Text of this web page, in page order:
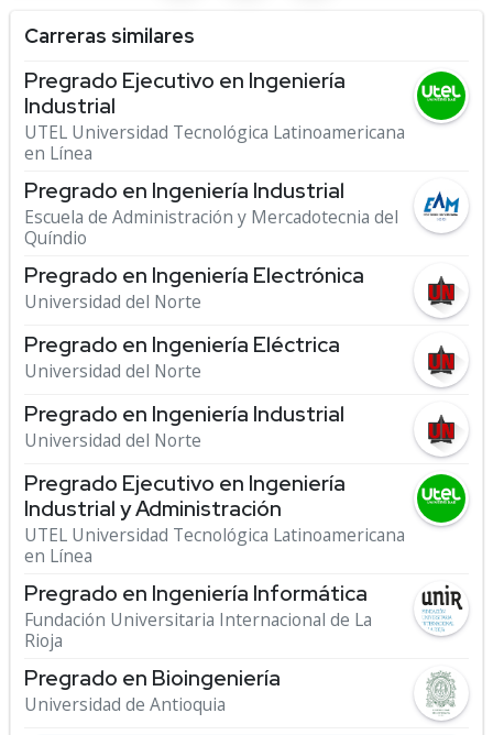
Carreras similares
Pregrado Ejecutivo en Ingeniería
Industrial
UTEL Universidad Tecnológica Latinoamericana
en Línea
Pregrado en Ingeniería Industrial
Escuela de Administración y Mercadotecnia del
Quíndio
Pregrado en Ingeniería Electrónica
Universidad del Norte
Pregrado en Ingeniería Eléctrica
Universidad del Norte
Pregrado en Ingeniería Industrial
Universidad del Norte
Pregrado Ejecutivo en Ingeniería
Industrial y Administración
UTEL Universidad Tecnológica Latinoamericana
en Línea
Pregrado en Ingeniería Informática
Fundación Universitaria Internacional de La
Rioja
Pregrado en Bioingeniería
Universidad de Antioquia